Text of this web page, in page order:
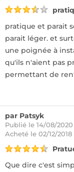
pratique et parait
parait léger. et
une poignée à
qu'ils n'aient pas
permettant de
par Patsyk
Publié le 14/08/2020
Acheté le 02/12/
Que dire c'est